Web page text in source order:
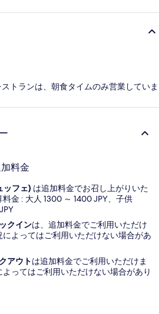
トランは、朝食タイムのみ営業していま
料金
ッフェ) は追加料金でお召し上がりいた
金 : 大人 1300 ～ 1400 JPY、子供
クインは、追加料金でご利用いただけ
によってはご利用いただけない場合があ
アウトは追加料金でご利用いただけま
よってはご利用いただけない場合があり